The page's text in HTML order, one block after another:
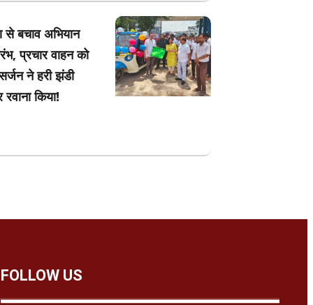
से बचाव अभियान
प्रचार वाहन को
ने हरी झंडी
किया!
FOLLOW US